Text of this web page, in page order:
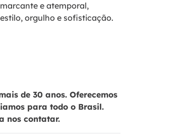
e atemporal,
orgulho e sofisticação.
de 30 anos. Oferecemos
para todo o Brasil.
nos contatar.